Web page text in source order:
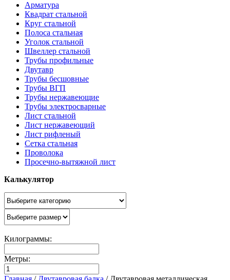
Арматура
Квадрат стальной
Круг стальной
Полоса стальная
Уголок стальной
Швеллер стальной
Трубы профильные
Двутавр
Трубы бесшовные
Трубы ВГП
Трубы нержавеющие
Трубы электросварные
Лист стальной
Лист нержавеющий
Лист рифленый
Сетка стальная
Проволока
Просечно-вытяжной лист
Калькулятор
Килограммы:
Метры: